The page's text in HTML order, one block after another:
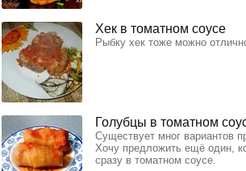
Хек в томатном соусе
Рыбку хек тоже можно
Голубцы в томатном
Существует мног вариантов
Хочу предложить ещё один,
сразу в томатном соусе.